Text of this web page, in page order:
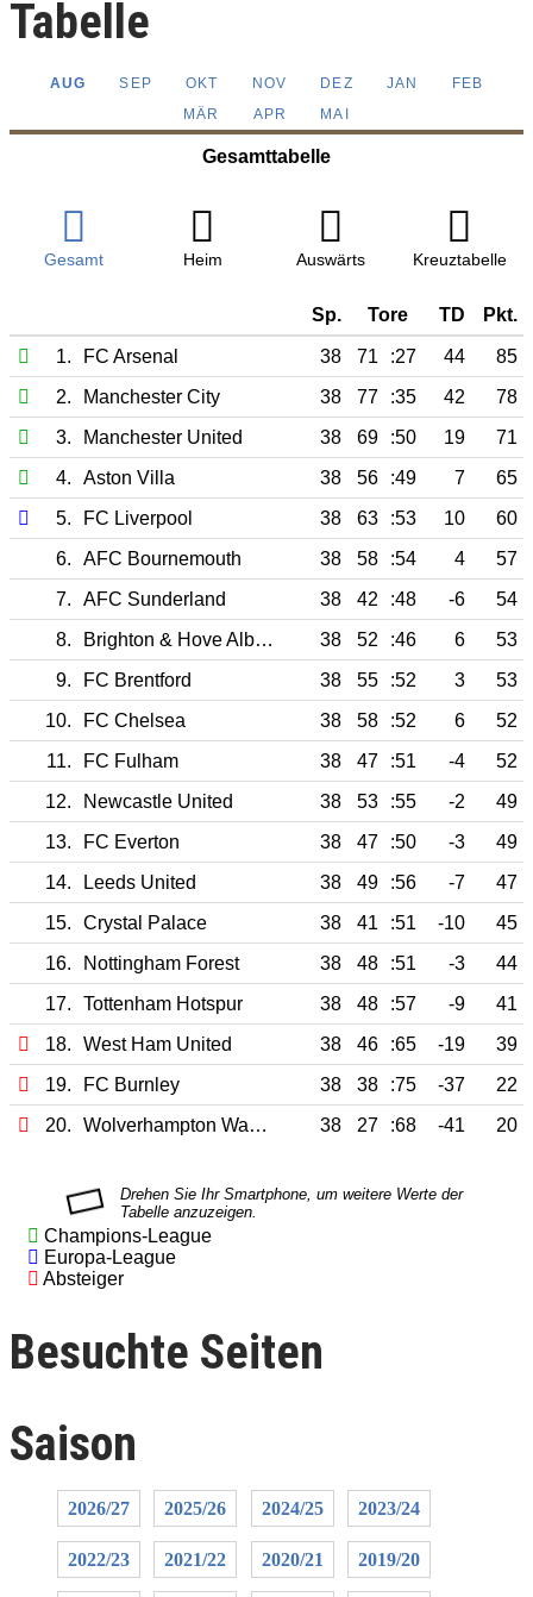
Tabelle
AUG SEP OKT NOV DEZ JAN
FEB
MÄR
APR MAI
Gesamttabelle
Gesamt Heim Auswärts Kreuztabelle
Sp. Tore TD Pkt.
1. FC Arsenal 38 71 :27 44
85
2.
Manchester City 38 77 :35 42
78
3.
Manchester United 38 69 :50 19
71
4.
Aston Villa 38 56 :49 7
65
5.
FC Liverpool 38 63 :53 10
60
6.
AFC Bournemouth 38 58 :54 4
57
7.
AFC Sunderland 38 42 :48 -6
54
8.
Brighton & Hove Albion 38 52 :46 6
53
9.
FC Brentford 38 55 :52 3
53
10.
FC Chelsea 38 58 :52 6
52
11.
FC Fulham 38 47 :51 -4
52
12.
Newcastle United 38 53 :55 -2
49
13.
FC Everton 38 47 :50 -3
49
14.
Leeds United 38 49 :56 -7
47
15.
Crystal Palace 38 41 :51 -10
45
16.
Nottingham Forest 38 48 :51 -3
44
17.
Tottenham Hotspur 38 48 :57 -9
41
18.
West Ham United 38 46 :65 -19
39
19.
FC Burnley 38 38 :75 -37
22
20.
Wolverhampton Wanderers 38 27 :68 -41 20
Champions-League
Europa-League
Absteiger
Besuchte Seiten
Saison
2026/27 2025/26 2024/25 2023/24
2022/23 2021/22 2020/21 2019/20